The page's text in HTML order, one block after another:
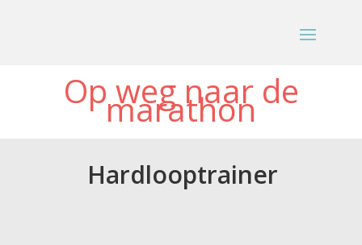
Op weg naar de
marathon
Hardlooptrainer